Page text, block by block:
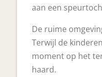
aan een
De ruime
Terwijl de
moment op het
haard.